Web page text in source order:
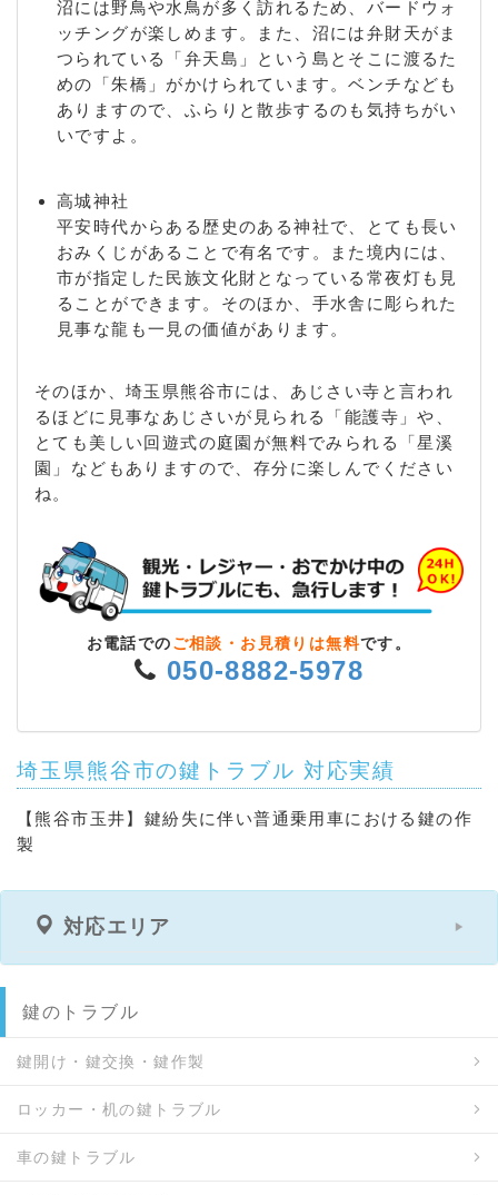
沼には野鳥や水鳥が多く訪れるため、バードウォ
ッチングが楽しめます。また、沼には弁財天がま
つられている「弁天島」という島とそこに渡るた
めの「朱橋」がかけられています。ベンチなども
ありますので、ふらりと散歩するのも気持ちがい
いですよ。
高城神社
平安時代からある歴史のある神社で、とても長い
おみくじがあることで有名です。また境内には、
市が指定した民族文化財となっている常夜灯も見
ることができます。そのほか、手水舎に彫られた
見事な龍も一見の価値があります。
そのほか、埼玉県熊谷市には、あじさい寺と言われ
るほどに見事なあじさいが見られる「能護寺」や、
とても美しい回遊式の庭園が無料でみられる「星溪
園」などもありますので、存分に楽しんでください
ね。
お電話での ご相談・お見積りは無料です。
050-8882-5978
埼玉県熊谷市の鍵トラブル 対応実績
【熊谷市玉井】鍵紛失に伴い普通乗用車における鍵の作
製
対応エリア
鍵のトラブル
鍵開け・鍵交換・鍵作製
ロッカー・机の鍵トラブル
車の鍵トラブル